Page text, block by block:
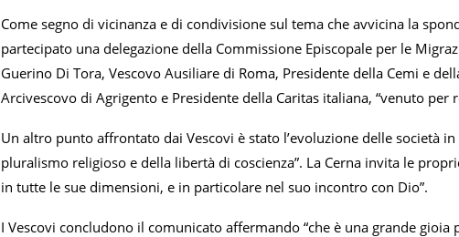
Come segno di vicinanza e di condivisione sul tema che avvicina la
partecipato una delegazione della Commissione Episcopale per le
Guerino Di Tora, Vescovo Ausiliare di Roma, Presidente della Cemi e
Arcivescovo di Agrigento e Presidente della Caritas italiana, “venuto
Un altro punto affrontato dai Vescovi è stato l’evoluzione delle società
pluralismo religioso e della libertà di coscienza”. La Cerna invita le
in tutte le sue dimensioni, e in particolare nel suo incontro con Dio”.
I Vescovi concludono il comunicato affermando “che è una grande